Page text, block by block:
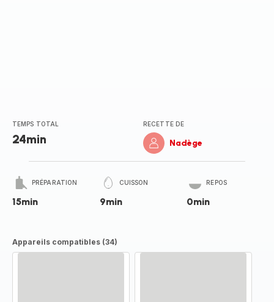
TEMPS TOTAL
24min
RECETTE DE
Nadège
PRÉPARATION
15min
CUISSON
9min
REPOS
0min
Appareils compatibles (34)